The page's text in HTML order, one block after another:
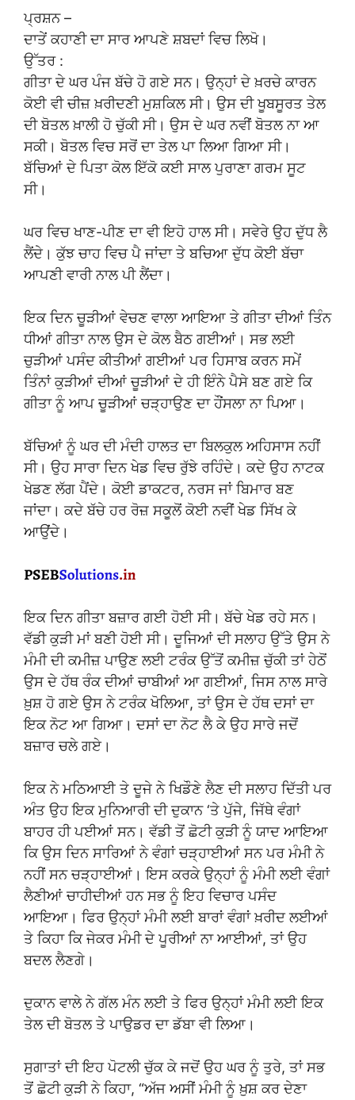
ਪ੍ਰਸ਼ਨ –
ਦਾਤੇਂ ਕਹਾਣੀ ਦਾ ਸਾਰ ਆਪਣੇ ਸ਼ਬਦਾਂ ਵਿਚ ਲਿਖੋ।
ਉੱਤਰ :
ਗੀਤਾ ਦੇ ਘਰ ਪੰਜ ਬੱਚੇ ਹੋ ਗਏ ਸਨ। ਉਨ੍ਹਾਂ ਦੇ ਖ਼ਰਚੇ ਕਾਰਨ
ਕੋਈ ਵੀ ਚੀਜ਼ ਖ਼ਰੀਦਣੀ ਮੁਸ਼ਕਿਲ ਸੀ। ਉਸ ਦੀ ਖੂਬਸੂਰਤ ਤੇਲ
ਦੀ ਬੋਤਲ ਖ਼ਾਲੀ ਹੋ ਚੁੱਕੀ ਸੀ। ਉਸ ਦੇ ਘਰ ਨਵੀਂ ਬੋਤਲ ਨਾ ਆ
ਸਕੀ। ਬੋਤਲ ਵਿਚ ਸਰੋਂ ਦਾ ਤੇਲ ਪਾ ਲਿਆ ਗਿਆ ਸੀ।
ਬੱਚਿਆਂ ਦੇ ਪਿਤਾ ਕੋਲ ਇੱਕੋ ਕਈ ਸਾਲ ਪੁਰਾਣਾ ਗਰਮ ਸੂਟ
ਸੀ।
ਘਰ ਵਿਚ ਖਾਣ-ਪੀਣ ਦਾ ਵੀ ਇਹੋ ਹਾਲ ਸੀ। ਸਵੇਰੇ ਉਹ ਦੁੱਧ ਲੈ
ਲੈਂਦੇ। ਕੁੱਝ ਚਾਹ ਵਿਚ ਪੈ ਜਾਂਦਾ ਤੇ ਬਚਿਆ ਦੁੱਧ ਕੋਈ ਬੱਚਾ
ਆਪਣੀ ਵਾਰੀ ਨਾਲ ਪੀ ਲੈਂਦਾ।
ਇਕ ਦਿਨ ਚੂੜੀਆਂ ਵੇਚਣ ਵਾਲਾ ਆਇਆ ਤੇ ਗੀਤਾ ਦੀਆਂ ਤਿੰਨ
ਧੀਆਂ ਗੀਤਾ ਨਾਲ ਉਸ ਦੇ ਕੋਲ ਬੈਠ ਗਈਆਂ। ਸਭ ਲਈ
ਚੁੜੀਆਂ ਪਸੰਦ ਕੀਤੀਆਂ ਗਈਆਂ ਪਰ ਹਿਸਾਬ ਕਰਨ ਸਮੇਂ
ਤਿੰਨਾਂ ਕੁੜੀਆਂ ਦੀਆਂ ਚੂੜੀਆਂ ਦੇ ਹੀ ਇੰਨੇ ਪੈਸੇ ਬਣ ਗਏ ਕਿ
ਗੀਤਾ ਨੂੰ ਆਪ ਚੂੜੀਆਂ ਚੜ੍ਹਾਉਣ ਦਾ ਹੌਂਸਲਾ ਨਾ ਪਿਆ।
ਬੱਚਿਆਂ ਨੂੰ ਘਰ ਦੀ ਮੰਦੀ ਹਾਲਤ ਦਾ ਬਿਲਕੁਲ ਅਹਿਸਾਸ ਨਹੀਂ
ਸੀ। ਉਹ ਸਾਰਾ ਦਿਨ ਖੇਡ ਵਿਚ ਰੁੱਝੇ ਰਹਿੰਦੇ। ਕਦੇ ਉਹ ਨਾਟਕ
ਖੇਡਣ ਲੱਗ ਪੈਂਦੇ। ਕੋਈ ਡਾਕਟਰ, ਨਰਸ ਜਾਂ ਬਿਮਾਰ ਬਣ
ਜਾਂਦਾ। ਕਦੇ ਬੱਚੇ ਹਰ ਰੋਜ਼ ਸਕੂਲੋਂ ਕੋਈ ਨਵੀਂ ਖੇਡ ਸਿੱਖ ਕੇ
ਆਉਂਦੇ।
ਇਕ ਦਿਨ ਗੀਤਾ ਬਜ਼ਾਰ ਗਈ ਹੋਈ ਸੀ। ਬੱਚੇ ਖੇਡ ਰਹੇ ਸਨ।
ਵੱਡੀ ਕੁੜੀ ਮਾਂ ਬਣੀ ਹੋਈ ਸੀ। ਦੂਜਿਆਂ ਦੀ ਸਲਾਹ ਉੱਤੇ ਉਸ ਨੇ
ਮੰਮੀ ਦੀ ਕਮੀਜ਼ ਪਾਉਣ ਲਈ ਟਰੰਕ ਉੱਤੋਂ ਕਮੀਜ਼ ਚੁੱਕੀ ਤਾਂ ਹੇਠੋਂ
ਉਸ ਦੇ ਹੱਥ ਰੰਕ ਦੀਆਂ ਚਾਬੀਆਂ ਆ ਗਈਆਂ, ਜਿਸ ਨਾਲ ਸਾਰੇ
ਖ਼ੁਸ਼ ਹੋ ਗਏ ਉਸ ਨੇ ਟਰੰਕ ਖੋਲਿਆ, ਤਾਂ ਉਸ ਦੇ ਹੱਥ ਦਸਾਂ ਦਾ
ਇਕ ਨੋਟ ਆ ਗਿਆ। ਦਸਾਂ ਦਾ ਨੋਟ ਲੈ ਕੇ ਉਹ ਸਾਰੇ ਜਦੋਂ
ਬਜ਼ਾਰ ਚਲੇ ਗਏ।
ਇਕ ਨੇ ਮਠਿਆਈ ਤੇ ਦੂਜੇ ਨੇ ਖਿਡੌਣੇ ਲੈਣ ਦੀ ਸਲਾਹ ਦਿੱਤੀ ਪਰ
ਅੰਤ ਉਹ ਇਕ ਮੁਨਿਆਰੀ ਦੀ ਦੁਕਾਨ ‘ਤੇ ਪੁੱਜੇ, ਜਿੱਥੇ ਵੰਗਾਂ
ਬਾਹਰ ਹੀ ਪਈਆਂ ਸਨ। ਵੱਡੀ ਤੋਂ ਛੋਟੀ ਕੁੜੀ ਨੂੰ ਯਾਦ ਆਇਆ
ਕਿ ਉਸ ਦਿਨ ਸਾਰਿਆਂ ਨੇ ਵੰਗਾਂ ਚੜ੍ਹਾਈਆਂ ਸਨ ਪਰ ਮੰਮੀ ਨੇ
ਨਹੀਂ ਸਨ ਚੜ੍ਹਾਈਆਂ। ਇਸ ਕਰਕੇ ਉਨ੍ਹਾਂ ਨੂੰ ਮੰਮੀ ਲਈ ਵੰਗਾਂ
ਲੈਣੀਆਂ ਚਾਹੀਦੀਆਂ ਹਨ ਸਭ ਨੂੰ ਇਹ ਵਿਚਾਰ ਪਸੰਦ
ਆਇਆ। ਫਿਰ ਉਨ੍ਹਾਂ ਮੰਮੀ ਲਈ ਬਾਰਾਂ ਵੰਗਾਂ ਖ਼ਰੀਦ ਲਈਆਂ
ਤੇ ਕਿਹਾ ਕਿ ਜੇਕਰ ਮੰਮੀ ਦੇ ਪੂਰੀਆਂ ਨਾ ਆਈਆਂ, ਤਾਂ ਉਹ
ਬਦਲ ਲੈਣਗੇ।
ਦੁਕਾਨ ਵਾਲੇ ਨੇ ਗੱਲ ਮੰਨ ਲਈ ਤੇ ਫਿਰ ਉਨ੍ਹਾਂ ਮੰਮੀ ਲਈ ਇਕ
ਤੇਲ ਦੀ ਬੋਤਲ ਤੇ ਪਾਉਡਰ ਦਾ ਡੱਬਾ ਵੀ ਲਿਆ।
ਸੁਗਾਤਾਂ ਦੀ ਇਹ ਪੋਟਲੀ ਚੁੱਕ ਕੇ ਜਦੋਂ ਉਹ ਘਰ ਨੂੰ ਤੁਰੇ, ਤਾਂ ਸਭ
ਤੋਂ ਛੋਟੀ ਕੁੜੀ ਨੇ ਕਿਹਾ, “ਅੱਜ ਅਸੀਂ ਮੰਮੀ ਨੂੰ ਖ਼ੁਸ਼ ਕਰ ਦੇਣਾ